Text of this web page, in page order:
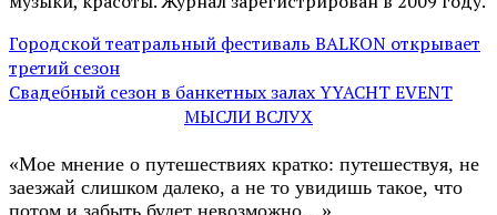
Городской театральный фестиваль BALKON открывает
третий сезон
Cвадебный сезон в банкетных залах YYACHT EVENT
МЫСЛИ ВСЛУХ
«Мое мнение о путешествиях кратко: путешествуя, не
заезжай слишком далеко, а не то увидишь такое, что
потом и забыть будет невозможно…»